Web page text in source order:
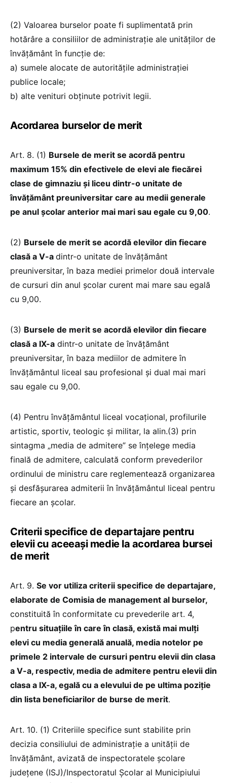
(2) Valoarea burselor poate fi suplimentată prin
hotărâre a consiliilor de administraţie ale unităţilor de
învăţământ în funcţie de:
a) sumele alocate de autorităţile administraţiei
publice locale;
b) alte venituri obţinute potrivit legii.
Acordarea burselor de merit
Art. 8. (1) Bursele de merit se acordă pentru
maximum 15% din efectivele de elevi ale fiecărei
clase de gimnaziu şi liceu dintr-o unitate de
învăţământ preuniversitar care au medii generale
pe anul şcolar anterior mai mari sau egale cu 9,00.
(2) Bursele de merit se acordă elevilor din fiecare
clasă a V-a dintr-o unitate de învăţământ
preuniversitar, în baza mediei primelor două intervale
de cursuri din anul şcolar curent mai mare sau egală
cu 9,00.
(3) Bursele de merit se acordă elevilor din fiecare
clasă a IX-a dintr-o unitate de învăţământ
preuniversitar, în baza mediilor de admitere în
învăţământul liceal sau profesional şi dual mai mari
sau egale cu 9,00.
(4) Pentru învăţământul liceal vocaţional, profilurile
artistic, sportiv, teologic şi militar, la alin.(3) prin
sintagma „media de admitere” se înţelege media
finală de admitere, calculată conform prevederilor
ordinului de ministru care reglementează organizarea
şi desfăşurarea admiterii în învăţământul liceal pentru
fiecare an şcolar.
Criterii specifice de departajare pentru
elevii cu aceeași medie la acordarea bursei
de merit
Art. 9. Se vor utiliza criterii specifice de departajare,
elaborate de Comisia de management al burselor,
constituită în conformitate cu prevederile art. 4,
pentru situațiile în care în clasă, există mai mulţi
elevi cu media generală anuală, media notelor pe
primele 2 intervale de cursuri pentru elevii din clasa
a V-a, respectiv, media de admitere pentru elevii din
clasa a IX-a, egală cu a elevului de pe ultima poziţie
din lista beneficiarilor de burse de merit.
Art. 10. (1) Criteriile specifice sunt stabilite prin
decizia consiliului de administrație a unității de
învățământ, avizată de inspectoratele școlare
județene (ISJ)/Inspectoratul Școlar al Municipiului